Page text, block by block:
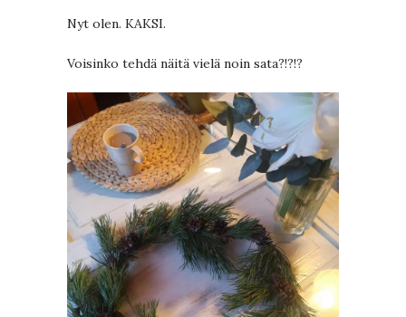
Nyt olen. KAKSI.
Voisinko tehdä näitä vielä noin sata?!?!?